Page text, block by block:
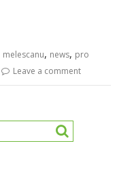
melescanu, news, pro
Leave a comment